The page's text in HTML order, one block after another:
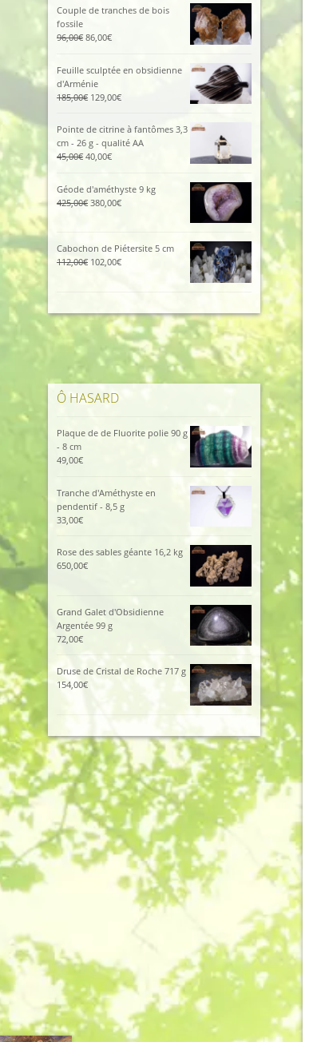
Couple de tranches de bois
fossile
96,00€ Le
était :
96,00€.
86,00€Le
actuel
est :
Feuille sculptée en obsidienne
d'Arménie
185,00€ Le
était :
185,00€.
129,00€Le
actuel
est :
129,00€.
Pointe de citrine à fantômes 3,3
cm - 26 g - qualité AA
45,00€ Le
était :
45,00€.
40,00€Le
est :
40,00€.
Géode d'améthyste 9 kg
425,00€ Le
425,00€.
380,00€Le
est :
380,00€.
Cabochon de Piétersite 5 cm
112,00€ Le
112,00€.
102,00€Le
102,00€.
Ô HASARD
Plaque de de Fluorite polie 90 g
- 8 cm
49,00€
Tranche d'Améthyste en
pendentif - 8,5 g
33,00€
Rose des sables géante 16,2 kg
650,00€
Grand Galet d'Obsidienne
Argentée 99 g
72,00€
Druse de Cristal de Roche 717 g
154,00€